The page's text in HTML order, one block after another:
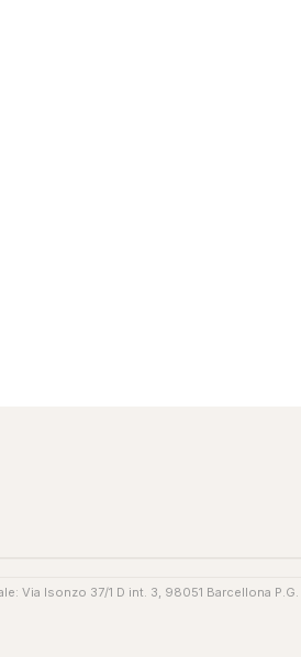
Via Isonzo 37/1 D int. 3, 98051 Barcellona